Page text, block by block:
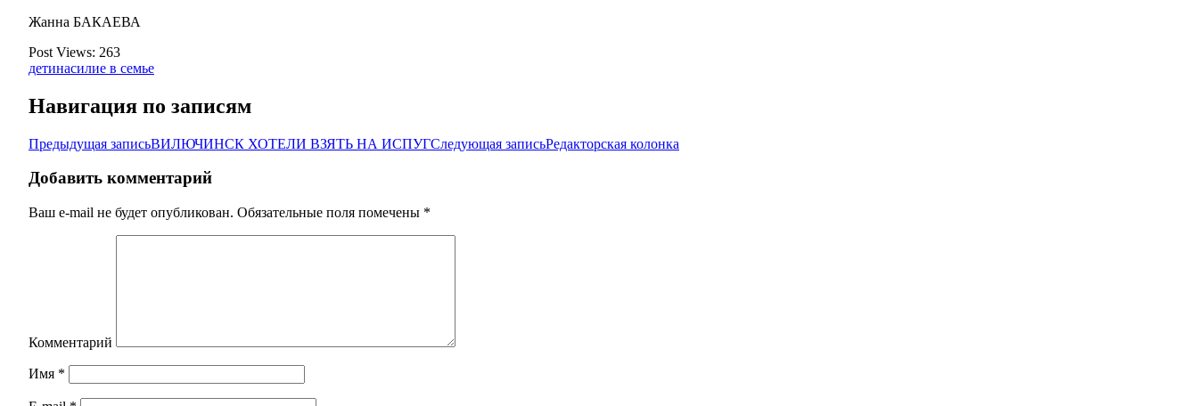
Жанна БАКАЕВА
Post Views: 263
детинасилие в семье
Навигация по записям
Предыдущая записьВИЛЮЧИНСК ХОТЕЛИ ВЗЯТЬ НА ИСПУГСледующая записьРедакторская колонка
Добавить комментарий
Ваш e-mail не будет опубликован. Обязательные поля помечены *
Комментарий
Имя *